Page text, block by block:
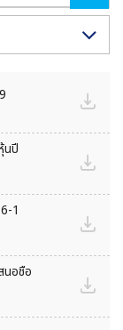
นปี
1
นอชื่อ